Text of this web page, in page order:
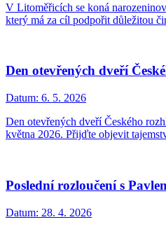
V Litoměřicích se koná
který má za cíl podpořit důležitou
Den otevřených dveří
Datum: 6. 5. 2026
Den otevřených dveří Českého
května 2026. Přijďte objevit
Poslední rozloučení s
Datum: 28. 4. 2026